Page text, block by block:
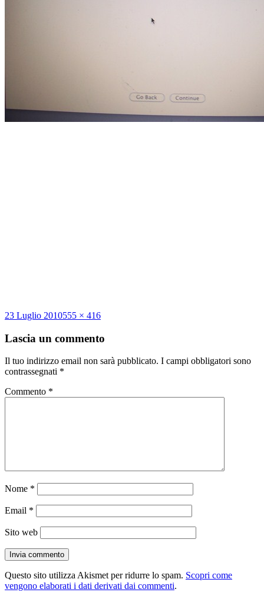
Scritto
23 Luglio 2010Dimensione
555 × 416
Lascia un commento
Il tuo indirizzo email non sarà pubblicato. I campi obbligatori sono
contrassegnati *
Commento *
Nome *
Email *
Sito web
Questo sito utilizza Akismet per ridurre lo spam. Scopri come
vengono elaborati i dati derivati dai commenti.